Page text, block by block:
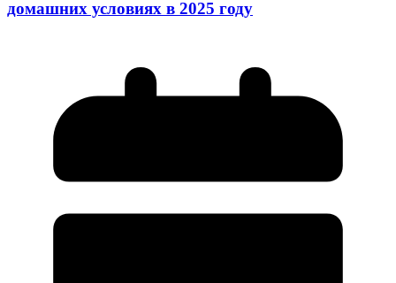
домашних условиях в 2025 году